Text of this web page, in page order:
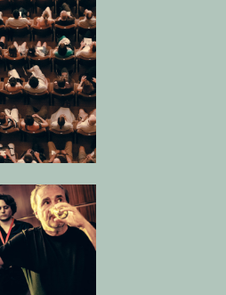
Open afbeelding in popup